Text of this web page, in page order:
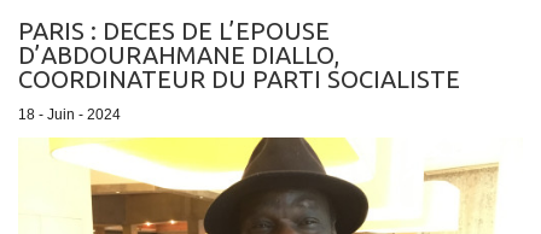
PARIS : DECES DE L’EPOUSE
D’ABDOURAHMANE DIALLO,
COORDINATEUR DU PARTI SOCIALISTE
18 - Juin - 2024